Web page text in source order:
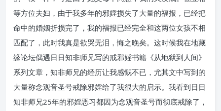
等方位夫妇，由于我多年的邪婬损失了大量的福报，已经把
命中的婚姻折损完了，我的福报已经完全和这两位女孩不相
匹配了，此时我真是欲哭无泪，悔之晚矣。这时候我在地藏
缘论坛偶遇日日知非师兄写的戒邪婬书籍《从地狱到人间》
系列文章，知非师兄的经历让我感慨不已，尤其文中写到的
大量称念观音圣号戒除邪婬给了我很大的启示。我看到日日
知非师兄25年的邪婬恶习都因为念观音圣号而彻底戒除了，